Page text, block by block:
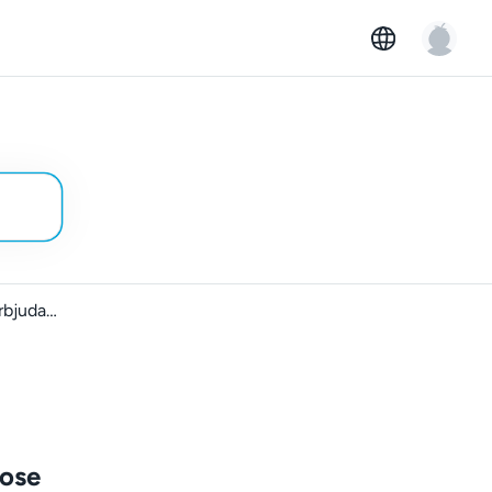
Vad ingår i våra leasingerbjudanden på GoMore?